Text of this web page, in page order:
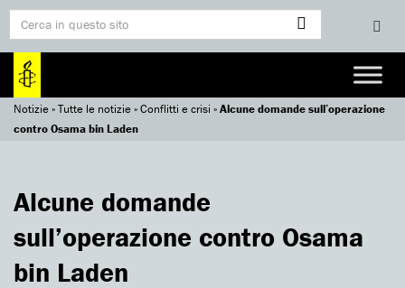
Notizie»Tutte le notizie»Conflitti e crisi »Alcune domande sull’operazione
contro Osama bin Laden
Alcune domande
sull’operazione contro Osama
bin Laden